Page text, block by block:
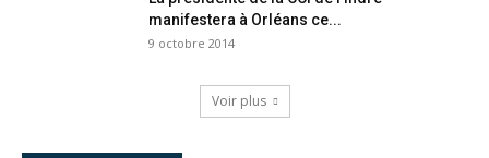
manifestera à Orléans ce...
9 octobre 2014
Voir plus